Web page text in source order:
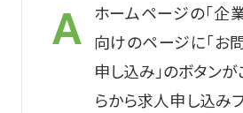
ホームページの「企
向けのページに「お
申し込み」のボタンが
らから求人申し込み